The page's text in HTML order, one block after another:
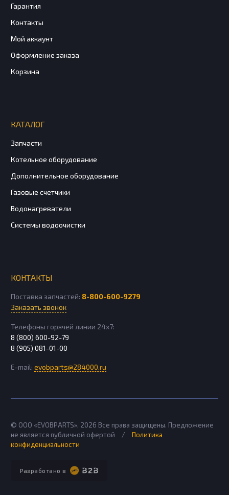
Гарантия
Контакты
Мой аккаунт
Оформление заказа
Корзина
КАТАЛОГ
Запчасти
Котельное оборудование
Дополнительное оборудование
Газовые счетчики
Водонагреватели
Системы водоочистки
КОНТАКТЫ
Поставка запчастей: 8-800-600-9279
Заказать звонок
Телефоны горячей линии 24х7:
8 (800) 600-92-79
8 (905) 081-01-00
E-mail: evobparts@284000.ru
Разработано в
© ООО «EVOBPARTS», 2026 Все права защищены. Предложение
не является публичной офертой
/
Политика
конфиденциальности